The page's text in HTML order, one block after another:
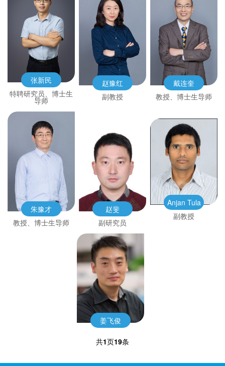
张新民
特聘研究员、博士生
导师
赵豫红
副教授
戴连奎
教授、博士生导师
朱豫才
教授、博士生导师
赵斐
副研究员
Anjan Tula
副教授
姜飞俊
共1页19条